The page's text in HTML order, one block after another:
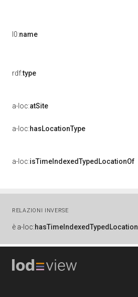
l0:name
rdf:type
a-loc:atSite
a-loc:hasLocationType
a-loc:isTimeIndexedTypedLocationOf
RELAZIONI INVERSE
è a-loc:hasTimeIndexedTypedLocation